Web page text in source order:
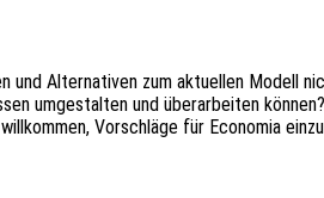
und Alter­na­ti­ven zum aktu­el­len
umge­stal­ten und über­ar­bei­ten
Vorschlä­ge für Econo­mia